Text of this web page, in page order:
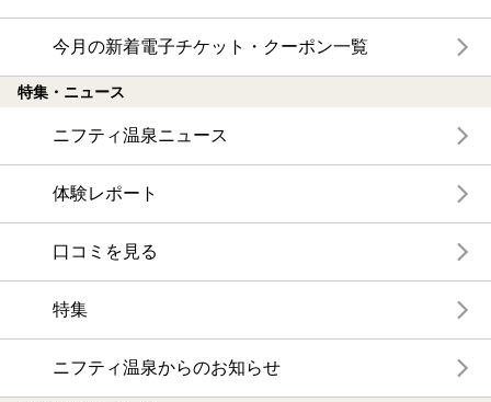
今月の新着電子チケット・クーポン一覧
特集・ニュース
ニフティ温泉ニュース
体験レポート
口コミを見る
特集
ニフティ温泉からのお知らせ